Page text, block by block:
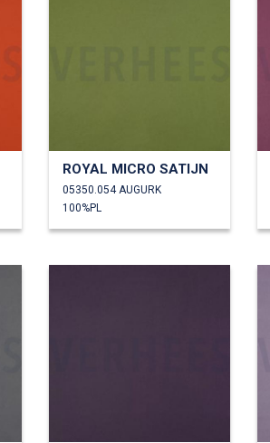
ROYAL MICRO SATIJN
05350.054 AUGURK
100%PL